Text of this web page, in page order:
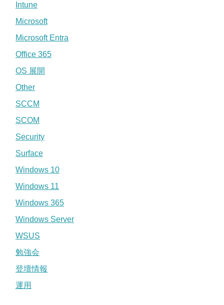
Intune
Microsoft
Microsoft Entra
Office 365
OS 展開
Other
SCCM
SCOM
Security
Surface
Windows 10
Windows 11
Windows 365
Windows Server
WSUS
勉強会
登壇情報
運用